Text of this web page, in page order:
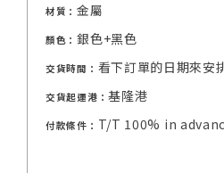
材質：金屬
顏色：銀色+黑色
交貨時間： 看下訂單的日期來安
交貨起運港：基隆港
付款條件： T/T 100% in